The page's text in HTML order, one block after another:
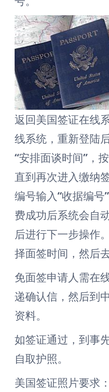
返回美国签证在线
线系统，重新登陆
“安排面谈时间”，
直到再次进入缴纳
编号输入“收据编
费成功后系统会自
后进行下一步操作
择面签时间，然后
免面签申请人需在
递确认信，然后到
资料。
如签证通过，到事
自取护照。
美国签证照片要求